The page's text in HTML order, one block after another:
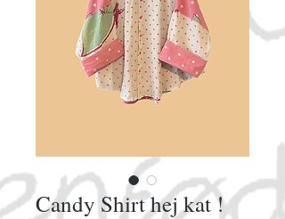
Candy Shirt hej kat !